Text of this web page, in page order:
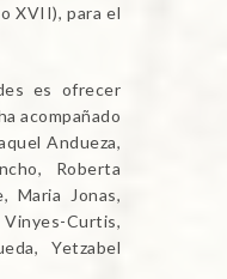
XVII), para el
es ofrecer
acompañado
Andueza,
Roberta
Maria Jonas,
Vinyes-Curtis,
Yetzabel